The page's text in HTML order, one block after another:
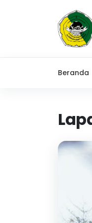
Beranda